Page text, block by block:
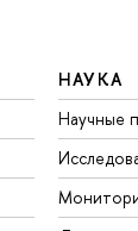
НАУКА
Научные